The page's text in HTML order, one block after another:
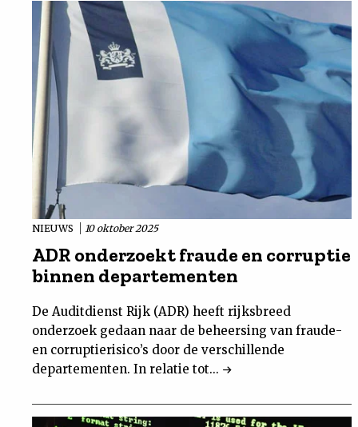
NIEUWS 10 oktober 2025
ADR onderzoekt fraude en corruptie
binnen departementen
De Auditdienst Rijk (ADR) heeft rijksbreed
onderzoek gedaan naar de beheersing van fraude-
en corruptierisico’s door de verschillende
departementen. In relatie tot...